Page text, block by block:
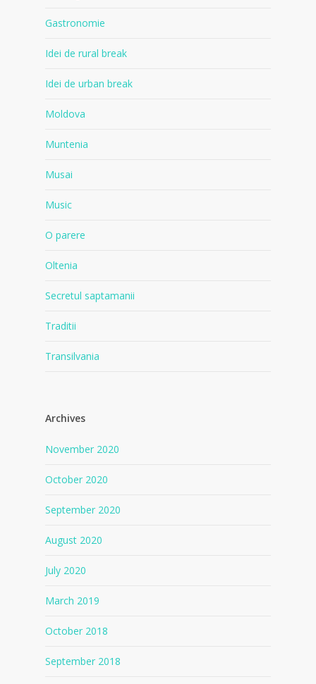
Gastronomie
Idei de rural break
Idei de urban break
Moldova
Muntenia
Musai
Music
O parere
Oltenia
Secretul saptamanii
Traditii
Transilvania
Archives
November 2020
October 2020
September 2020
August 2020
July 2020
March 2019
October 2018
September 2018